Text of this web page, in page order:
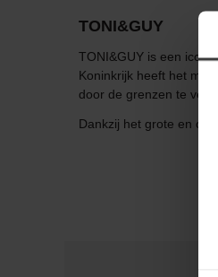
TONI&GUY
TONI&GUY is een
Koninkrijk heeft het
door de grenzen te
Dankzij het grote en